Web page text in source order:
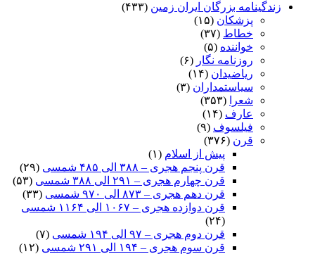
زندگینامه بزرگان ایران زمین (۴۳۳)
پزشکان (۱۵)
خطاط (۳۷)
خواننده (۵)
روزنامه نگار (۶)
ریاضیدان (۱۴)
سیاستمداران (۳)
شعرا
(۳۵۳)
عارف (۱۴)
فیلسوف (۹)
قرن (۳۷۶)
پیش از اسلام (۱)
قرن پنجم هجری – ۳۸۸ الی ۴۸۵ شمسی
(۲۹)
قرن چهارم هجری – ۲۹۱ الی ۳۸۸ شمسی
(۵۳)
قرن دهم هجری – ۸۷۳ الی ۹۷۰ شمسی
(۳۳)
قرن دوازده هجری – ۱۰۶۷ الی ۱۱۶۴ شمسی
(۲۴)
قرن دوم هجری – ۹۷ الی ۱۹۴ شمسی
(۷)
قرن سوم هجری – ۱۹۴ الی ۲۹۱ شمسی
(۱۲)